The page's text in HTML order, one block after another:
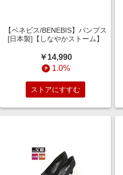
【ベネビス/BENEBIS】パンプス
[日本製]【しなやかストーム】
￥14,990
1.0%
ストアにすすむ